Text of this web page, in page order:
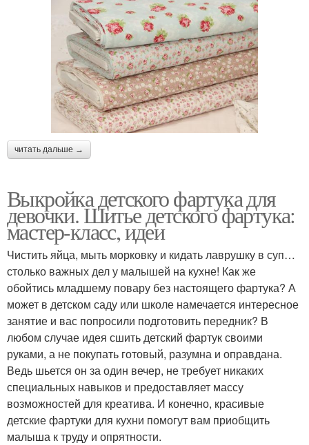
читать дальше →
Выкройка детского фартука для
девочки. Шитье детского фартука:
мастер-класс, идеи
Чистить яйца, мыть морковку и кидать лаврушку в суп…
столько важных дел у малышей на кухне! Как же
обойтись младшему повару без настоящего фартука? А
может в детском саду или школе намечается интересное
занятие и вас попросили подготовить передник? В
любом случае идея сшить детский фартук своими
руками, а не покупать готовый, разумна и оправдана.
Ведь шьется он за один вечер, не требует никаких
специальных навыков и предоставляет массу
возможностей для креатива. И конечно, красивые
детские фартуки для кухни помогут вам приобщить
малыша к труду и опрятности.